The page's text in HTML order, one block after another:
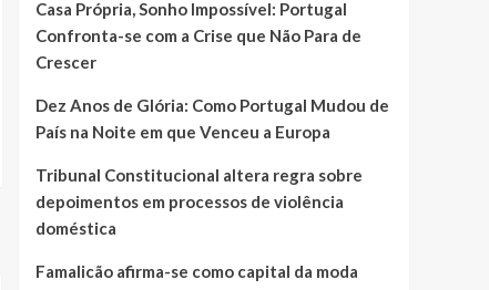
Casa Própria, Sonho Impossível: Portugal
Confronta-se com a Crise que Não Para de
Crescer
Dez Anos de Glória: Como Portugal Mudou de
País na Noite em que Venceu a Europa
Tribunal Constitucional altera regra sobre
depoimentos em processos de violência
doméstica
Famalicão afirma-se como capital da moda